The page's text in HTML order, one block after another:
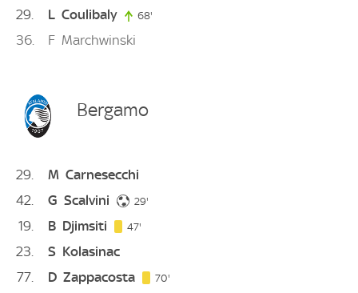
29 L Coulibaly 68'
36 F Marchwinski
Bergamo
29 M Carnesecchi
42
G Scalvini 29'
19 B Djimsiti 47'
23 S Kolasinac
77
D Zappacosta 70'